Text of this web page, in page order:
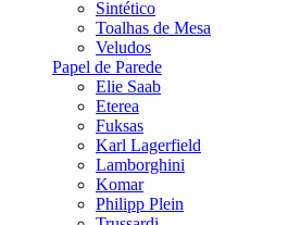
Sintético
Toalhas de Mesa
Veludos
Papel de Parede
Elie Saab
Eterea
Fuksas
Karl Lagerfield
Lamborghini
Komar
Philipp Plein